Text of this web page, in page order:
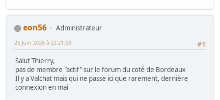
eon56
Administrateur
#1
25 Juin 2026 à 22:21:03
Salut Thierry,
pas de membre "actif" sur le forum du coté de Bordeaux
Il y a Valchat mais qui ne passe ici que rarement, dernière
connexion en mai